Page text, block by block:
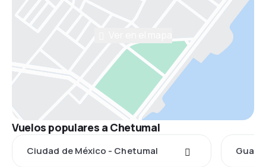
Vuelos populares a Chetumal
Ciudad de México - Chetumal